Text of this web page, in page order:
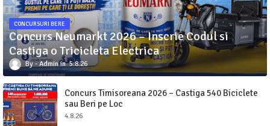
CONCURSURI BERE
Concurs Neumarkt 2026 – Inscrie Codul si
Castiga o Tricicleta Electrica
Admin 5.8.26
Concurs Timisoreana 2026 – Castiga 540 Biciclete
sau Beri pe Loc
4.8.26